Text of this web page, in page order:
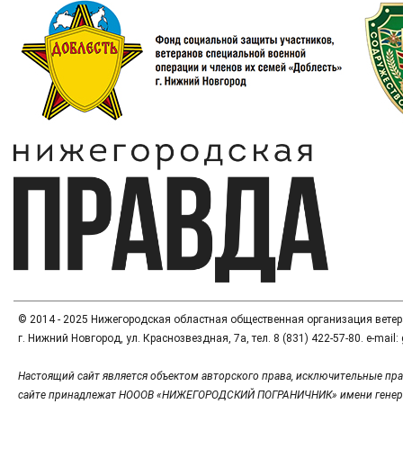
© 2014 - 2025 Нижегородская областная общественная организация
г. Нижний Новгород, ул. Краснозвездная, 7а, тел. 8 (831) 422-57-80. e-
Настоящий сайт является объектом авторского права, исключительные
сайте принадлежат НОООВ «НИЖЕГОРОДСКИЙ ПОГРАНИЧНИК» имени